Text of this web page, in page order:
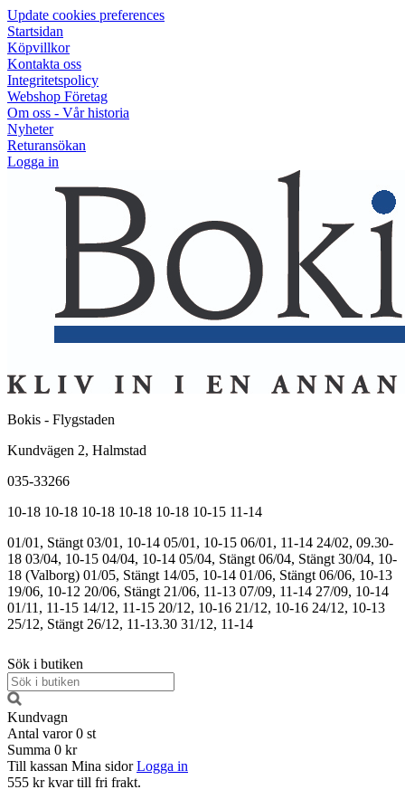
Update cookies preferences
Startsidan
Köpvillkor
Kontakta oss
Integritetspolicy
Webshop Företag
Om oss - Vår historia
Nyheter
Returansökan
Logga in
Bokis - Flygstaden
Kundvägen 2, Halmstad
035-33266
10-18 10-18 10-18 10-18 10-18 10-15 11-14
01/01, Stängt 03/01, 10-14 05/01, 10-15 06/01, 11-14 24/02, 09.30-
18 03/04, 10-15 04/04, 10-14 05/04, Stängt 06/04, Stängt 30/04, 10-
18 (Valborg) 01/05, Stängt 14/05, 10-14 01/06, Stängt 06/06, 10-13
19/06, 10-12 20/06, Stängt 21/06, 11-13 07/09, 11-14 27/09, 10-14
01/11, 11-15 14/12, 11-15 20/12, 10-16 21/12, 10-16 24/12, 10-13
25/12, Stängt 26/12, 11-13.30 31/12, 11-14
Sök i butiken
Kundvagn
Antal varor 0 st
Summa 0 kr
Till kassan Mina sidor Logga in
555 kr kvar till fri frakt.